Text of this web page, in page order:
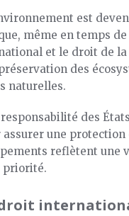
est
même en temps
et le droit de
des
naturelles.
des
une
reflètent
priorité.